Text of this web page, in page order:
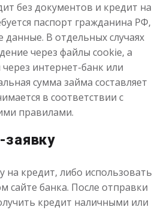
без документов и кредит на
паспорт гражданина РФ,
В отдельных случаях
через файлы cookie, а
интернет-банк или
сумма займа составляет
в соответствии с
правилами.
на кредит, либо использовать
сайте банка. После отправки
кредит наличными или